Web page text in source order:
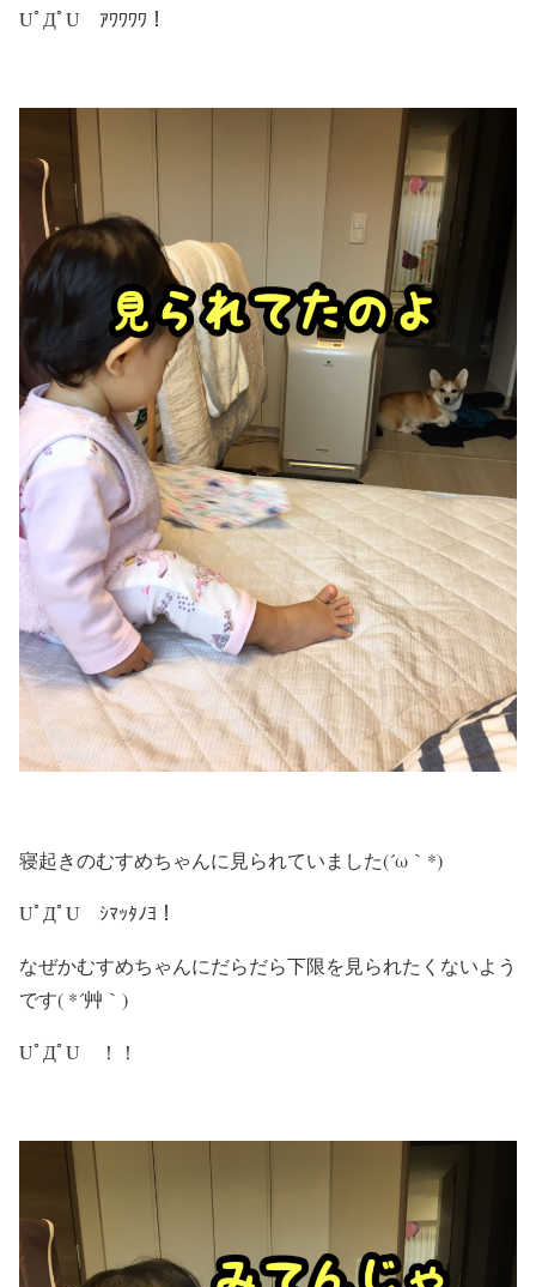
UﾟДﾟU ｱﾜﾜﾜﾜ！
寝起きのむすめちゃんに見られていました(´ω｀*)
UﾟДﾟU ｼﾏｯﾀﾉﾖ！
なぜかむすめちゃんにだらだら下限を見られたくないよう
です( *´艸｀)
UﾟДﾟU ！！